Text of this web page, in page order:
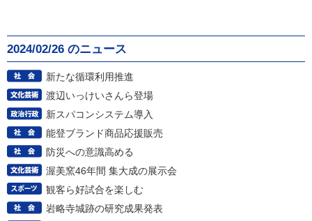
2024/02/26 のニュース
新たな循環利用推進
渡辺いっけいさんら登場
新スパコンシステム導入
能登ブランド商品応援販売
防災への意識高める
渥美窯46年間 集大成の展示会
観客ら好試合を楽しむ
岩略寺城跡の研究成果発表